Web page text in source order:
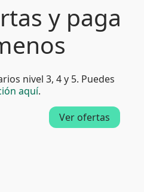
y paga
nivel 3, 4 y 5. Puedes
aquí.
Ver ofertas